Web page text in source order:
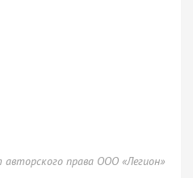
авторского права ООО «Легион»